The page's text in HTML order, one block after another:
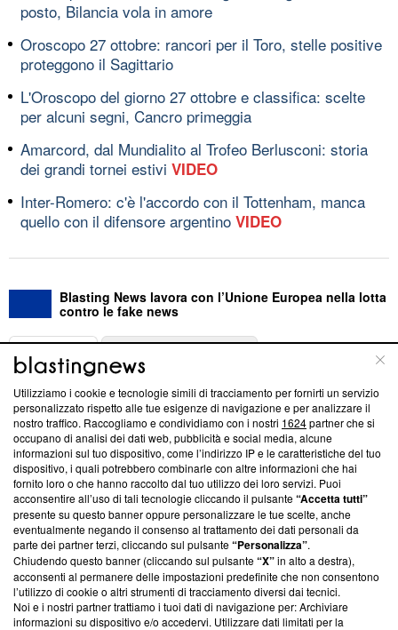
posto, Bilancia vola in amore
Oroscopo 27 ottobre: rancori per il Toro, stelle positive
proteggono il Sagittario
L'Oroscopo del giorno 27 ottobre e classifica: scelte
per alcuni segni, Cancro primeggia
Amarcord, dal Mundialito al Trofeo Berlusconi: storia
dei grandi tornei estivi VIDEO
Inter-Romero: c'è l'accordo con il Tottenham, manca
quello con il difensore argentino VIDEO
Blasting News lavora con l’Unione Europea nella lotta
contro le fake news
ABOUT
Questa sezione offre informazioni trasparenti su Blasting
News, sui nostri processi editoriali e su come ci impegniamo a
creare news di qualità. Inoltre, afferma la nostra aderenza a
‘Trust Project - News with Integrity’Blasting News non è
ancora membro del programma, ma ha richiesto di farne
parte; Trust Project non ha ancora effettuato una verifica di
conformità agli standard.
Su di noi
Team editoriale
Corporate
Utilizziamo i cookie e tecnologie simili di tracciamento per fornirti un servizio
personalizzato rispetto alle tue esigenze di navigazione e per analizzare il
nostro traffico. Raccogliamo e condividiamo con i nostri 1624partner che si
occupano di analisi dei dati web, pubblicità e social media, alcune
informazioni sul tuo dispositivo, come l’indirizzo IP e le caratteristiche del tuo
dispositivo, i quali potrebbero combinarle con altre informazioni che hai
fornito loro o che hanno raccolto dal tuo utilizzo dei loro servizi. Puoi
acconsentire all’uso di tali tecnologie cliccando il pulsante“Accetta tutti”
presente su questo banner oppure personalizzare le tue scelte, anche
eventualmente negando il consenso al trattamento dei dati personali da
parte dei partner terzi, cliccando sul pulsante“Personalizza”.
Chiudendo questo banner (cliccando sul pulsante“X”in alto a destra),
acconsenti al permanere delle impostazioni predefinite che non consentono
l’utilizzo di cookie o altri strumenti di tracciamento diversi dai tecnici.
Noi e i nostri partner trattiamo i tuoi dati di navigazione per: Archiviare
informazioni su dispositivo e/o accedervi. Utilizzare dati limitati per la